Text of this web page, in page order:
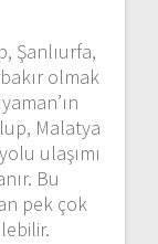
Şanlıurfa,
olmak
Malatya
ulaşımı
Bu
pek çok